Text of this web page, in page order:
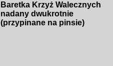
Baretka Krzyż Walecznych
nadany dwukrotnie
(przypinane na pinsie)